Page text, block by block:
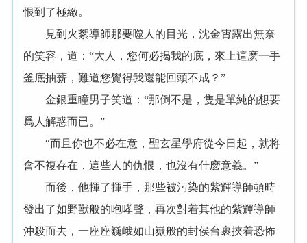
恨到了極緻。
見到火絮導師那要噬人的目光，沈金霄露出無奈
的笑容，道：“大人，您何必揭我的底，來上這麽一手
釜底抽薪，難道您覺得我還能回頭不成？”
金銀重瞳男子笑道：“那倒不是，隻是單純的想要
爲人解惑而已。”
“而且你也不必在意，聖玄星學府從今日起，就将
會不複存在，這些人的仇恨，也沒有什麽意義。”
而後，他揮了揮手，那些被污染的紫輝導師頓時
發出了如野獸般的咆哮聲，再次對着其他的紫輝導師
沖殺而去，一座座巍峨如山嶽般的封侯台裹挾着恐怖